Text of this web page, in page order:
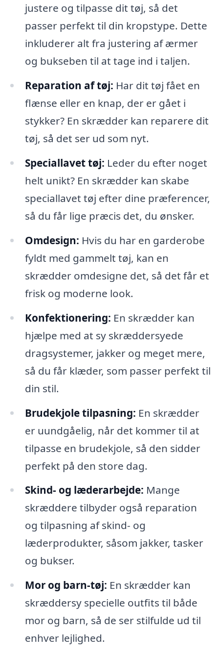
justere og tilpasse dit tøj, så det
passer perfekt til din kropstype. Dette
inkluderer alt fra justering af ærmer
og bukseben til at tage ind i taljen.
Reparation af tøj: Har dit tøj fået en
flænse eller en knap, der er gået i
stykker? En skrædder kan reparere dit
tøj, så det ser ud som nyt.
Speciallavet tøj: Leder du efter noget
helt unikt? En skrædder kan skabe
speciallavet tøj efter dine præferencer,
så du får lige præcis det, du ønsker.
Omdesign: Hvis du har en garderobe
fyldt med gammelt tøj, kan en
skrædder omdesigne det, så det får et
frisk og moderne look.
Konfektionering: En skrædder kan
hjælpe med at sy skræddersyede
dragsystemer, jakker og meget mere,
så du får klæder, som passer perfekt til
din stil.
Brudekjole tilpasning: En skrædder
er uundgåelig, når det kommer til at
tilpasse en brudekjole, så den sidder
perfekt på den store dag.
Skind- og læderarbejde: Mange
skræddere tilbyder også reparation
og tilpasning af skind- og
læderprodukter, såsom jakker, tasker
og bukser.
Mor og barn-tøj: En skrædder kan
skræddersy specielle outfits til både
mor og barn, så de ser stilfulde ud til
enhver lejlighed.